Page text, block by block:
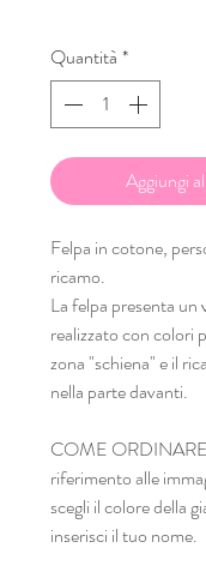
Quantità *
Aggiungi
Felpa in cotone,
ricamo.
La felpa presenta un
realizzato con colori
zona "schiena" e il
nella parte davanti.
COME
riferimento alle
scegli il colore della
inserisci il tuo nome.